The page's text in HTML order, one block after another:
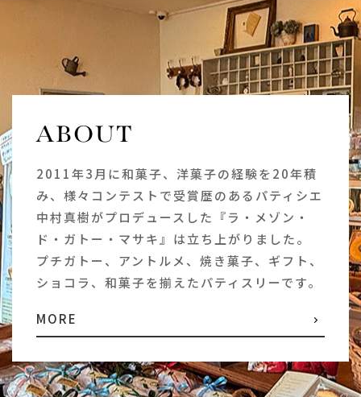
ABOUT
2011年3月に和菓子、洋菓子の経験を20年積
み、様々コンテストで受賞歴のあるパティシエ
中村真樹がプロデュースした『ラ・メゾン・
ド・ガトー・マサキ』は立ち上がりました。
プチガトー、アントルメ、焼き菓子、ギフト、
ショコラ、和菓子を揃えたパティスリーです。
MORE